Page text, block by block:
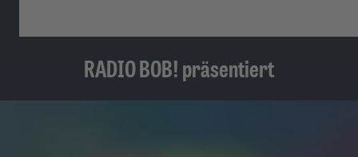
RADIO BOB! präsentiert